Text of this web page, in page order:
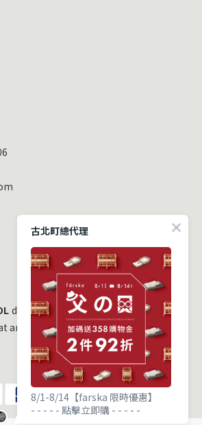
distribution partner
any time!
古北町總代理
8/1-8/14【farska 限時優惠】
- - - - - 點擊立即購 - - - - -